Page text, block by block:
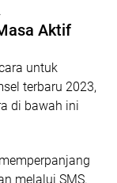
Aktif
untuk
terbaru 2023,
di bawah ini
melalui SMS.